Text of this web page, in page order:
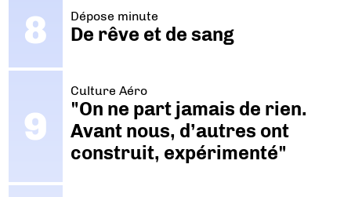
Dépose minute
De rêve et de sang
Culture Aéro
"On ne part jamais de rien.
Avant nous, d’autres ont
construit, expérimenté"